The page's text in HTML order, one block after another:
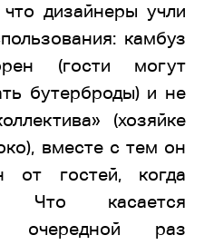
дизайнеры учли
камбуз
(гости могут
бутерброды) и не
(хозяйке
вместе с тем он
от гостей, когда
Что касается
очередной раз